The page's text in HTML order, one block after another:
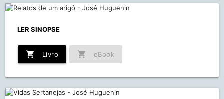
LER SINOPSE
shopping_cart Livro shopping_cart eBook